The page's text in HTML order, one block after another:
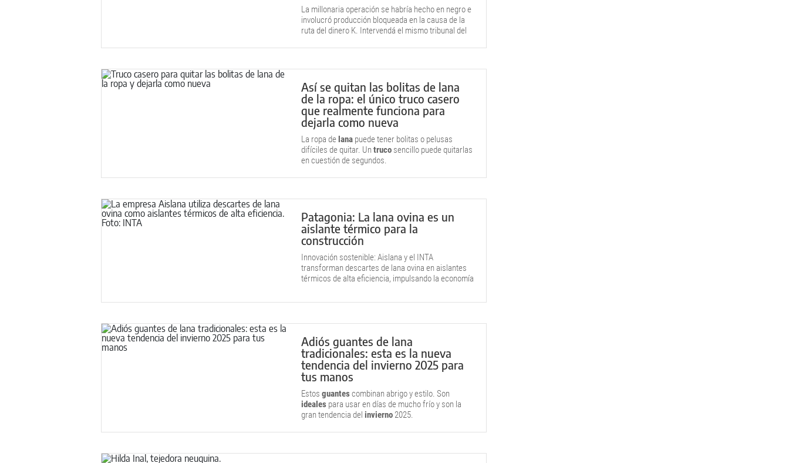
La millonaria operación se habría hecho en negro e
involucró producción bloqueada en la causa de la
ruta del dinero K. Intervendá el mismo tribunal del
Así se quitan las bolitas de lana
de la ropa: el único truco casero
que realmente funciona para
dejarla como nueva
La ropa delana puede tener bolitas o pelusas
difíciles de quitar. Un truco sencillo puede quitarlas
en cuestión de segundos.
Patagonia: La lana ovina es un
aislante térmico para la
construcción
Innovación sostenible: Aislana y el INTA
transforman descartes de lana ovina en aislantes
térmicos de alta eficiencia, impulsando la economía
Adiós guantes de lana
tradicionales: esta es la nueva
tendencia del invierno 2025 para
tus manos
Estos guantescombinan abrigo y estilo. Son
ideales para usar en días de mucho frío y son la
gran tendencia del invierno 2025.